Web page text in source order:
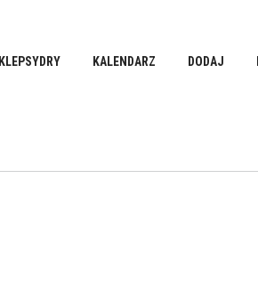
KLEPSYDRY KALENDARZ DODAJ